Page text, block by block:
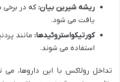
ریشه شیرین بیان: که در
یافت می شود.
کورتیکواستروئیدها: مانند
استفاده می شوند.
تداخل رولاکس با این داروها،